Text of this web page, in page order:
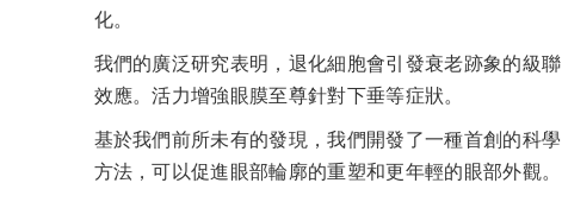
化。
我們的廣泛研究表明，退化細胞會引發衰老跡象的級聯
效應。活力增強眼膜至尊針對下垂等症狀。
基於我們前所未有的發現，我們開發了一種首創的科學
方法，可以促進眼部輪廓的重塑和更年輕的眼部外觀。